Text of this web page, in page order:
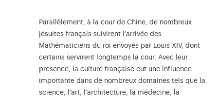
Parallèlement, à la cour de Chine, de nombreux
jésuites français suivirent l’arrivée des
Mathématiciens du roi envoyés par Louis XIV, dont
certains servirent longtemps la cour. Avec leur
présence, la culture française eut une influence
importante dans de nombreux domaines tels que la
science, l’art, l’architecture, la médecine, la